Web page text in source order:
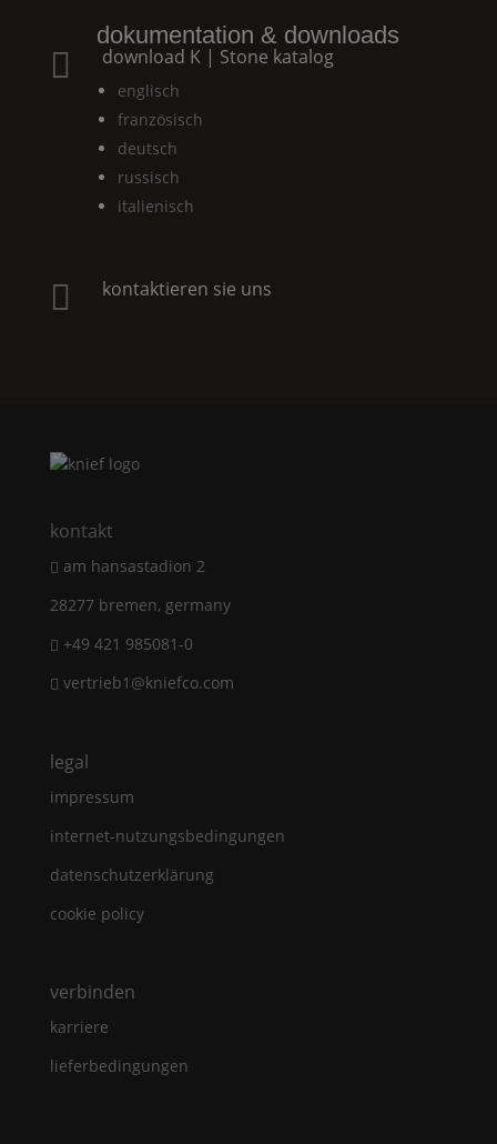
dokumentation & downloads
 download K | Stone katalog
englisch
französisch
deutsch
russisch
italienisch
 kontaktieren sie uns
kontakt
am hansastadion 2
28277 bremen, germany
+49 421 985081-0
vertrieb1@kniefco.com
legal
impressum
internet-nutzungsbedingungen
datenschutzerklärung
cookie policy
verbinden
karriere
lieferbedingungen